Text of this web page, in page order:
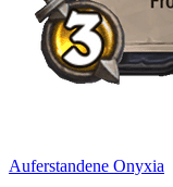
Auferstandene Onyxia